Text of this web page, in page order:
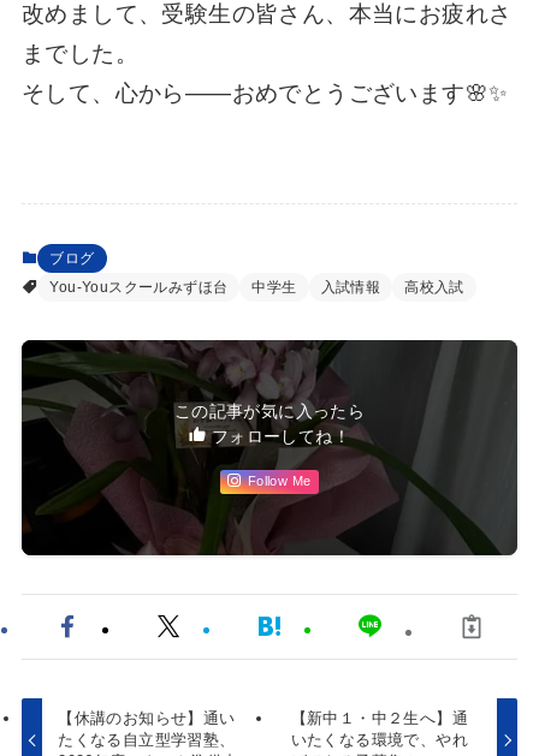
改めまして、受験生の皆さん、本当にお疲れさ
までした。
そして、心から――おめでとうございます🌸✨
ブログ
You-Youスクールみずほ台
中学生 入試情報 高校入試
この記事が気に入ったら
フォローしてね！
Follow Me
【休講のお知らせ】通い
たくなる自立型学習塾、
【新中１・中２生へ】通
いたくなる環境で、やれ